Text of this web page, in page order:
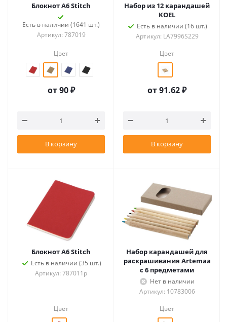
Блокнот A6 Stitch
Есть в наличии (1641 шт.)
Артикул: 787019
Цвет
от90 ₽
В корзину
Набор из 12 карандашей
KOEL
Есть в наличии (16 шт.)
Артикул: LA7996S229
Цвет
от91.62 ₽
В корзину
Блокнот A6 Stitch
Есть в наличии (35 шт.)
Артикул: 787011p
Цвет
Набор карандашей для
раскрашивания Artemaa
с 6 предметами
Нет в наличии
Артикул: 10783006
Цвет